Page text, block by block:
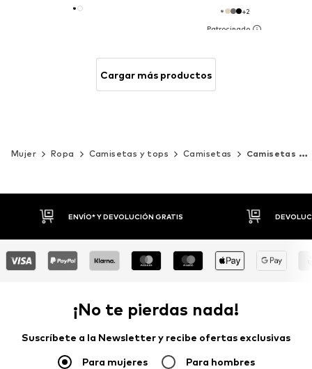
+2
Cargar más productos
Mujer Ropa Camisetas y tops Camisetas Camisetas de manga larga
DEVOLUCIONES HASTA 30 DÍAS
¡No te pierdas nada!
Suscríbete a la Newsletter y recibe ofertas exclusivas
Para mujeres Para hombres